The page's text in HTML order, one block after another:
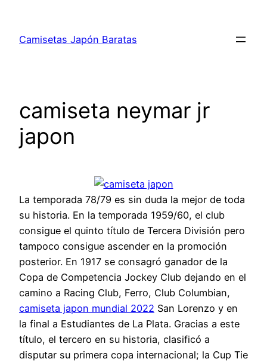
contenido
Camisetas Japón Baratas
camiseta neymar jr
japon
La temporada 78/79 es sin duda la mejor de toda
su historia. En la temporada 1959/60, el club
consigue el quinto título de Tercera División pero
tampoco consigue ascender en la promoción
posterior. En 1917 se consagró ganador de la
Copa de Competencia Jockey Club dejando en el
camino a Racing Club, Ferro, Club Columbian,
camiseta japon mundial 2022 San Lorenzo y en
la final a Estudiantes de La Plata. Gracias a este
título, el tercero en su historia, clasificó a
disputar su primera copa internacional; la Cup Tie